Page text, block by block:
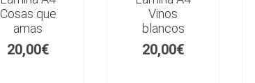
Cosas que
amas
20,00€
Vinos
blancos
20,00€